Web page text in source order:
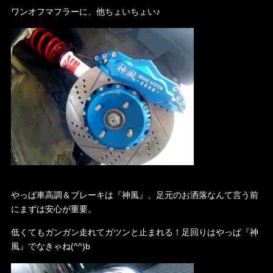
ワンオフマフラーに、他ちょいちょい♪
やっぱ車高調＆ブレーキは『神風』、足元のお洒落なんて言う前
にまずは安心が重要。
低くてもガンガン走れてガツンと止まれる！足回りはやっぱ『神
風』でなきゃね(^^)b